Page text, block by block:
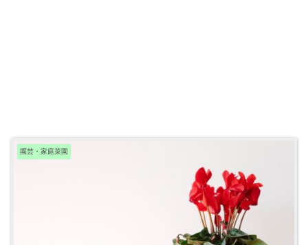
園芸・家庭菜園